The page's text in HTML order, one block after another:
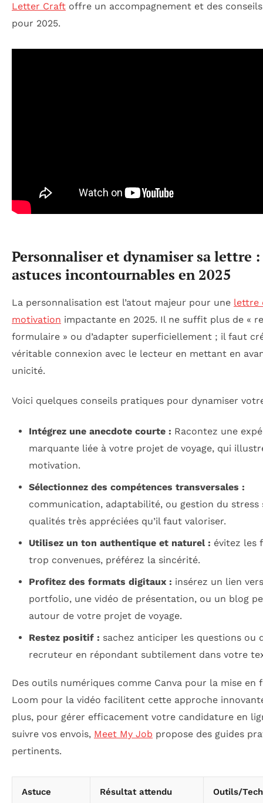
Letter Craft offre un accompagnement et des
pour 2025.
Personnaliser et dynamiser sa lettre :
astuces incontournables en 2025
La personnalisation est l’atout majeur pour une lettre
motivation impactante en 2025. Il ne suffit plus de «
formulaire » ou d’adapter superficiellement ; il faut
véritable connexion avec le lecteur en mettant en
unicité.
Voici quelques conseils pratiques pour dynamiser
Intégrez une anecdote courte : Racontez une
marquante liée à votre projet de voyage, qui
motivation.
Sélectionnez des compétences transversales :
communication, adaptabilité, ou gestion du stress
qualités très appréciées qu’il faut valoriser.
Utilisez un ton authentique et naturel : évitez les
trop convenues, préférez la sincérité.
Profitez des formats digitaux : insérez un lien
portfolio, une vidéo de présentation, ou un blog
autour de votre projet de voyage.
Restez positif : sachez anticiper les questions ou
recruteur en répondant subtilement dans votre
Des outils numériques comme Canva pour la mise en
Loom pour la vidéo facilitent cette approche
plus, pour gérer efficacement votre candidature en
suivre vos envois, Meet My Job propose des guides
pertinents.
Astuce Résultat attendu Outils/